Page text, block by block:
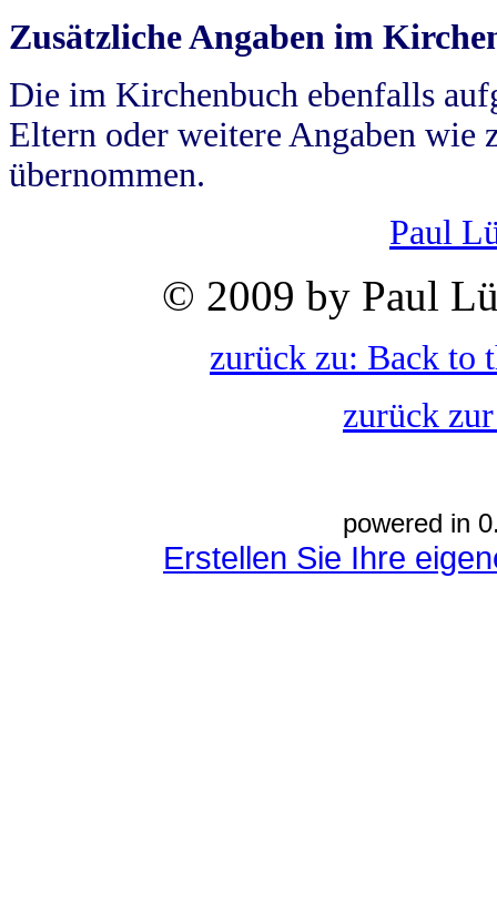
Zusätzliche Angaben im
Die im Kirchenbuch ebenfalls
Eltern oder weitere Angaben wie
übernommen.
Paul
© 2009 by Paul
zurück zu: Back to
zurück
powered in
Erstellen Sie Ihre